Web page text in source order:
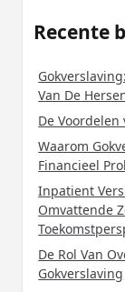
Recente
Van De
De
Waarom
Financieel
Inpatient
Omvattende
De Rol Van
Gokverslaving